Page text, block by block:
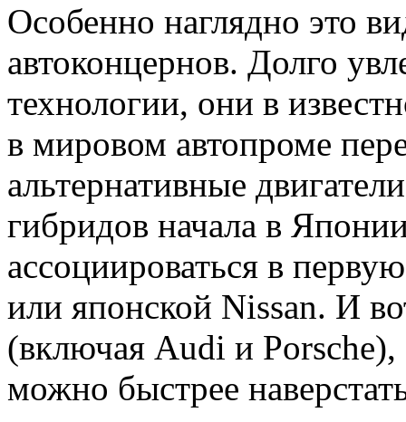
Особенно наглядно это
автоконцернов. Долго
технологии, они в
в мировом автопроме
альтернативные
гибридов начала в
ассоциироваться в
или японской Nissan. И
(включая Audi и
можно быстрее